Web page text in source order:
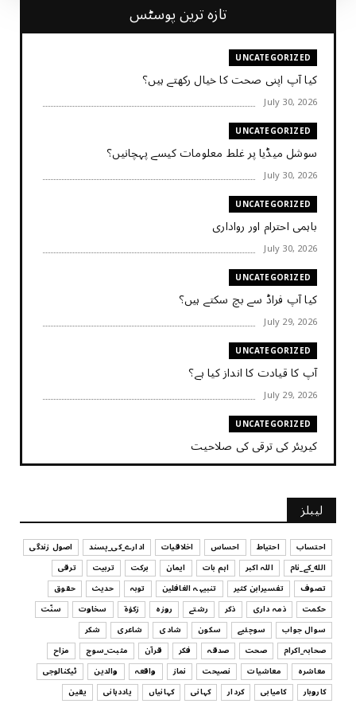
تازہ ترین پوسٹس
UNCATEGORIZED
کیا آپ اپنی صحت کا خیال رکھتے ہیں؟
July 30, 2026
UNCATEGORIZED
سوشل میڈیا پر غلط معلومات کیسے پہچانیں؟
July 30, 2026
UNCATEGORIZED
باہمی احترام اور رواداری
July 30, 2026
UNCATEGORIZED
کیا آپ فراڈ سے بچ سکتے ہیں؟
July 29, 2026
UNCATEGORIZED
آپ کا قیادت کا انداز کیا ہے؟
July 29, 2026
UNCATEGORIZED
کیریئر کی ترقی کی صلاحیت
July 29, 2026
UNCATEGORIZED
کیا آپ اپنے باس کو مؤثر طریقے سے منظم کر رہے ہیں
July 29, 2026
UNCATEGORIZED
اس وقت آپ کا موڈ کیسا ہے؟
July 29, 2026
UNCATEGORIZED
قرض لینے اور دینے میں ہوشیاری
July 29, 2026
لیبلز
احتساب احتیاط احساس اخلاقیات ادارے_کی_پسند
اصول زندگی
الله_کے_نام
اللہ اکبر اہم بات ایمان برکت تربیت
ترقی
تصوف
تفسیرابن کثیر تنبیہہ الغافلین توبہ حدیث
حقوق
حکمت
ذمہ داری ذکر رشتے روزہ زکوٰۃ سخاوت
سنّت
سوال جواب
سوچئیے سکون شادی شاعری
شکر
صحابہ_اکرام
صحت صدقہ فکر قرآن مثبت_سوچ
مزاح
معاشرہ
معاشیات نصیحت نماز واقعہ والدین
ٹیکنالوجی
کاروبار
کامیابی کردار کہانی کہانیاں یاددہانی یقین